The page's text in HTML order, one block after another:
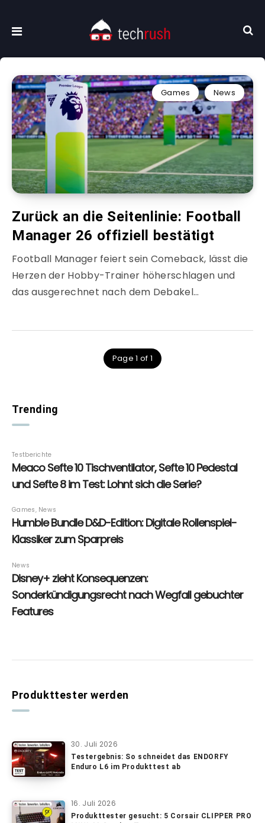
Games News
Zurück an die Seitenlinie: Football
Manager 26 offiziell bestätigt
Football Manager feiert sein Comeback, lässt die
Herzen der Hobby-Trainer höherschlagen und
das ausgerechnet nach dem Debakel…
Page 1 of 1
Trending
Produkttester werden
30. Juli 2026
Testergebnis: So schneidet das ENDORFY
Enduro L6 im Produkttest ab
16. Juli 2026
Produkttester gesucht: 5 Corsair CLIPPER PRO